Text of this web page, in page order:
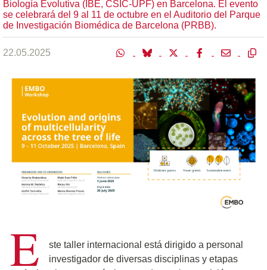
Biología Evolutiva (IBE, CSIC-UPF) en Barcelona. El evento
se celebrará del 9 al 11 de octubre en el Auditorio del Parque
de Investigación Biomédica de Barcelona (PRBB).
22.05.2025
E
ste taller internacional está dirigido a personal
investigador de diversas disciplinas y etapas